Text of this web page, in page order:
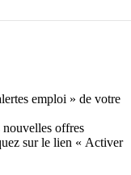
emploi » de votre
nouvelles offres
sur le lien « Activer